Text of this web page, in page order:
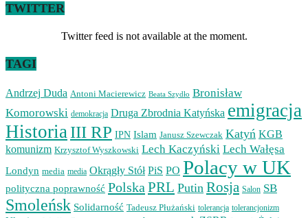
TWITTER
Twitter feed is not available at the moment.
TAGI
Andrzej Duda Antoni Macierewicz Beata Szydło Bronisław
Komorowski demokracja Druga Zbrodnia Katyńska emigracja
Historia III RP IPN Islam Janusz Szewczak Katyń KGB
komunizm Krzysztof Wyszkowski Lech Kaczyński Lech Wałęsa
Londyn media media Okrągły Stół PiS PO Polacy w UK
polityczna poprawność Polska PRL Putin Rosja Salon SB
Smoleńsk Solidarność Tadeusz Płużański tolerancja tolerancjonizm